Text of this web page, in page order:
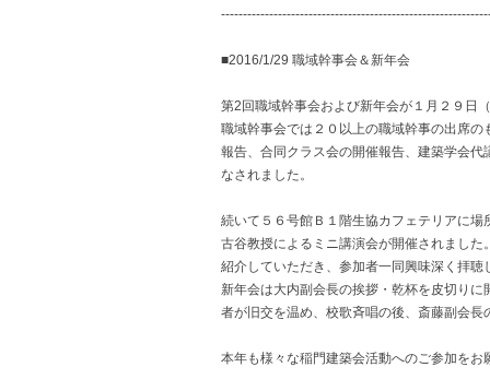
■2016/1/29 職域幹事会＆新年会
第2回職域幹事会および新年会が１月２９日
職域幹事会では２０以上の職域幹事の出席の
報告、合同クラス会の開催報告、建築学会代
なされました。
続いて５６号館Ｂ１階生協カフェテリアに場
古谷教授によるミニ講演会が開催されました
紹介していただき、参加者一同興味深く拝聴
新年会は大内副会長の挨拶・乾杯を皮切りに
者が旧交を温め、校歌斉唱の後、斎藤副会
本年も様々な稲門建築会活動へのご参加をお